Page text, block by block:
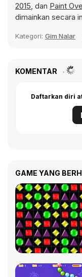
2015, dan Paint
dimainkan secara
Kategori: Gim Nalar
KOMENTAR
Daftarkan diri
GAME YANG